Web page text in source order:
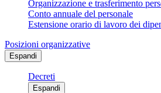
Organizzazione e trasferimento
Conto annuale del personale
Estensione orario di lavoro dei
Posizioni organizzative
Espandi
Decreti
Espandi